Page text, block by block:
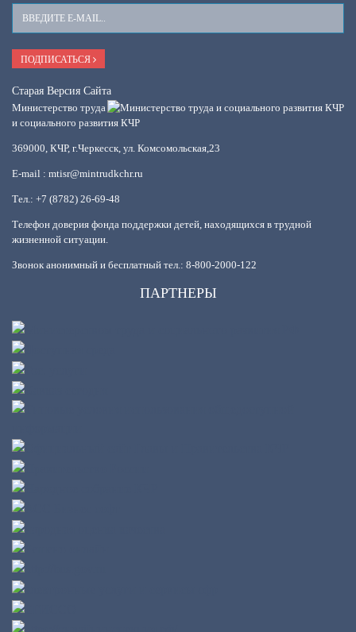
Ваш
E-
Mail
ПОДПИСАТЬСЯ
Старая Версия Сайта
Министерство труда
и социального развития КЧР
369000, КЧР, г.Черкесск, ул. Комсомольская,23
E-mail : mtisr@mintrudkchr.ru
Тел.: +7 (8782) 26-69-48
Телефон доверия фонда поддержки детей, находящихся в трудной
жизненной ситуации.
Звонок анонимный и бесплатный тел.: 8-800-2000-122
ПАРТНЕРЫ